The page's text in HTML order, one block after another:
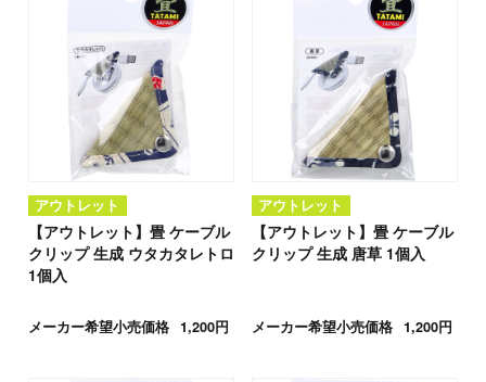
アウトレット
【アウトレット】畳 ケーブル
クリップ 生成 ウタカタレトロ
1個入
メーカー希望小売価格 1,200円
アウトレット
【アウトレット】畳 ケーブル
クリップ 生成 唐草 1個入
メーカー希望小売価格 1,200円